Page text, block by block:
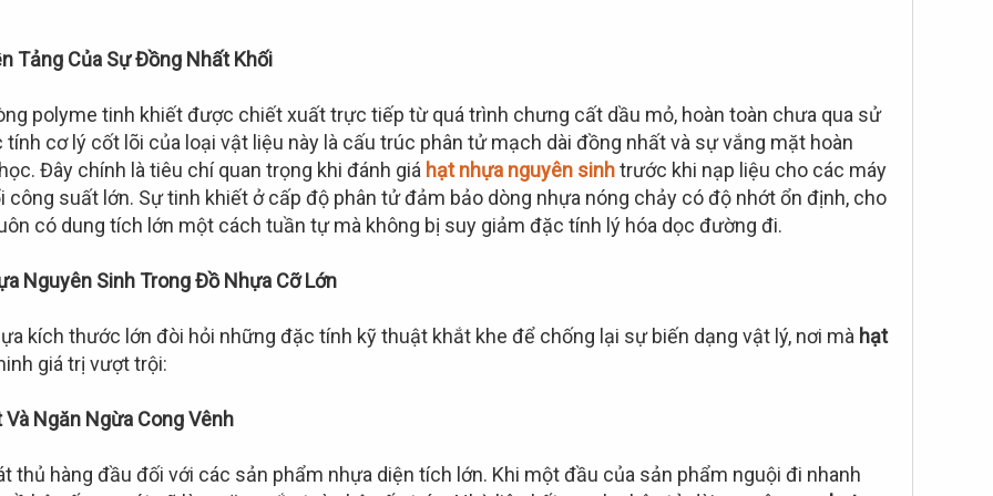
Tảng Của Sự Đồng Nhất Khối
polyme tinh khiết được chiết xuất trực tiếp từ quá trình chưng cất dầu mỏ, hoàn toàn chưa qua sử
cơ lý cốt lõi của loại vật liệu này là cấu trúc phân tử mạch dài đồng nhất và sự vắng mặt hoàn
Đây chính là tiêu chí quan trọng khi đánh giá hạt nhựa nguyên sinhtrước khi nạp liệu cho các máy
công suất lớn. Sự tinh khiết ở cấp độ phân tử đảm bảo dòng nhựa nóng chảy có độ nhớt ổn định, cho
có dung tích lớn một cách tuần tự mà không bị suy giảm đặc tính lý hóa dọc đường đi.
Nguyên Sinh Trong Đồ Nhựa Cỡ Lớn
kích thước lớn đòi hỏi những đặc tính kỹ thuật khắt khe để chống lại sự biến dạng vật lý, nơi mà hạt
giá trị vượt trội:
Ngăn Ngừa Cong Vênh
thủ hàng đầu đối với các sản phẩm nhựa diện tích lớn. Khi một đầu của sản phẩm nguội đi nhanh